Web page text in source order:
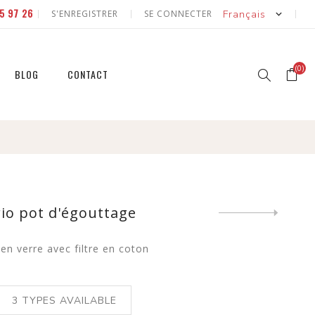
97 26 S'ENREGISTRER SE CONNECTER
BLOG CONTACT (0)
pot d'égouttage
verre avec filtre en coton
3 TYPES AVAILABLE